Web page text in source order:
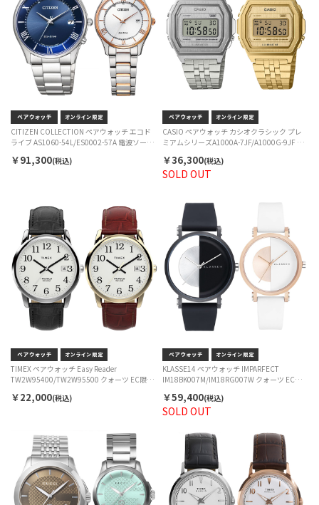
CITIZEN COLLECTION ペアウォッチ エコド
ライブ AS1060-54L/ES0002-57A 電波ソーラ
￥91,300(税込)
SOLD OUT
CASIO ペアウォッチ カシオクラシック プレ
ミアムシリーズA1000A-7JF/A1000G-9JF ク
￥36,300(税込)
TIMEX ペアウォッチ Easy Reader
TW2W95400/TW2W95500 クォーツ EC限定
￥22,000(税込)
SOLD OUT
KLASSE14 ペアウォッチ IMPARFECT
IM18BK007M/IM18RG007W クォーツ EC限
￥59,400(税込)